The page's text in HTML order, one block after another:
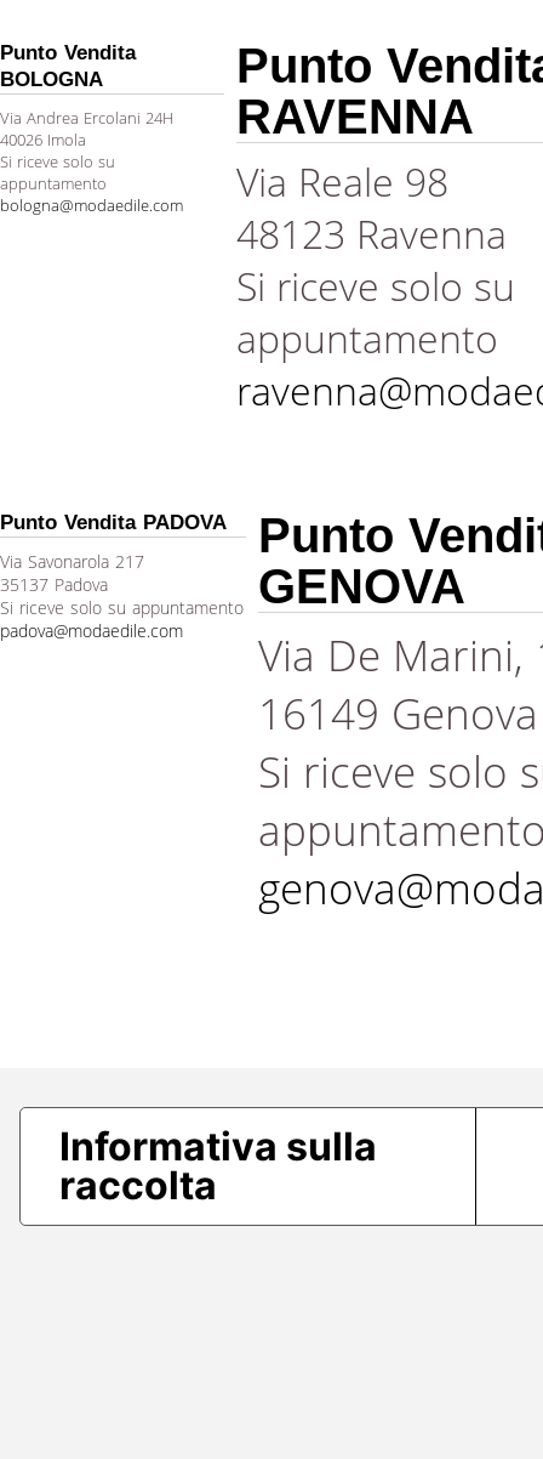
Punto Vendita
BOLOGNA
Via Andrea Ercolani 24H
40026 Imola
Si riceve solo su
appuntamento
bologna@modaedile.com
Punto
RAVENNA
Via Reale 98
48123 Ravenna
Si riceve solo su
appuntamento
Punto Vendita PADOVA
Via Savonarola 217
35137 Padova
Si riceve solo su appuntamento
padova@modaedile.com
Punto
GENOVA
Via De Marini,
16149 Genova
Si riceve solo
Informativa sulla
raccolta